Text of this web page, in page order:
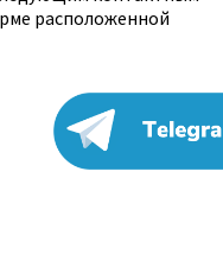
расположенной